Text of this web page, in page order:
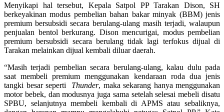
Menyikapi hal tersebut, Kepala Satpol PP Tarakan Dison, SH
berkeyakinan modus pembelian bahan bakar minyak (BBM) jenis
premium bersubsidi secara berulang-ulang masih terjadi, walaupun
penjualan bentol berkurang. Dison mencurigai, modus pembelian
premium bersubsidi secara berulang tidak lagi terfokus dijual di
Tarakan melainkan dijual kembali diluar daerah.
“Masih terjadi pembelian secara berulang-ulang, kalau dulu pada
saat membeli premium menggunakan kendaraan roda dua jenis
tangki besar seperti Thunder, maka sekarang hanya menggunakan
motor bebek, dan modusnya juga sama setelah selesai mebeli disatu
SPBU, selanjutnya membeli kembali di APMS atau sebaliknya,